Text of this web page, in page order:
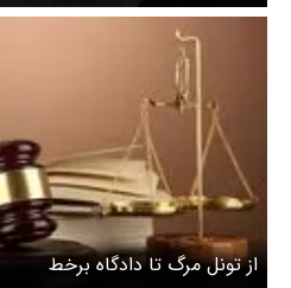
از تونل مرگ تا دادگاه برخط